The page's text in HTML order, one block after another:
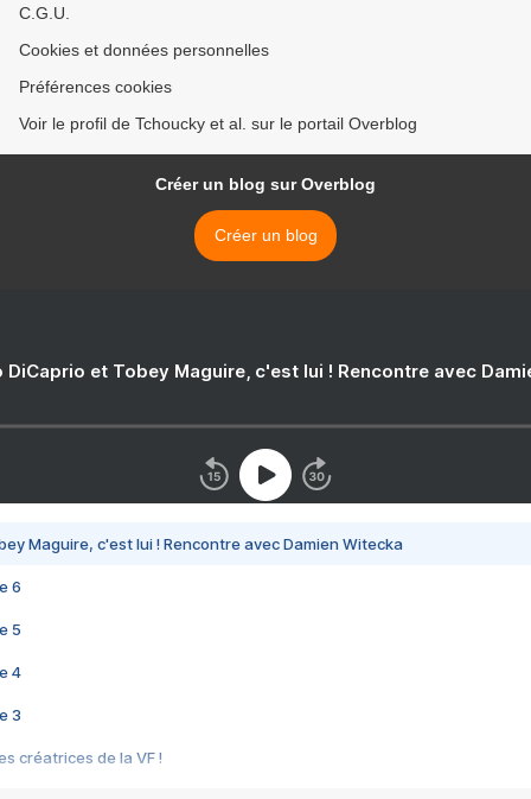
C.G.U.
Cookies et données personnelles
Préférences cookies
Voir le profil de Tchoucky et al. sur le portail Overblog
Créer un blog sur Overblog
Créer un blog
DiCaprio et Tobey Maguire, c'est lui ! Rencontre avec
Maguire, c'est lui ! Rencontre avec Damien Witecka
6
5
4
3
créatrices de la VF !